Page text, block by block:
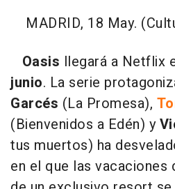
MADRID, 18 May.
Oasis llegará a Netflix
junio. La serie
Garcés (La Promesa),
(Bienvenidos a Edén) y
tus muertos) ha
en el que las vacaciones